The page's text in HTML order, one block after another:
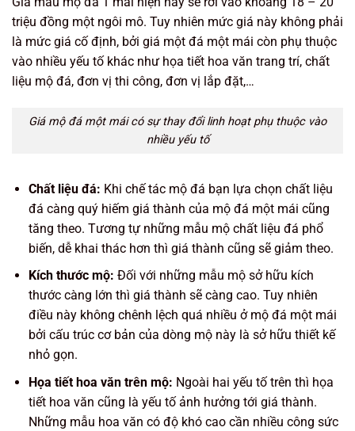
triệu đồng một ngôi mô. Tuy nhiên mức giá này không phải
là mức giá cố định, bởi giá một đá một mái còn phụ thuộc
vào nhiều yếu tố khác như họa tiết hoa văn trang trí, chất
liệu mộ đá, đơn vị thi công, đơn vị lắp đặt,…
Giá mộ đá một mái có sự thay đổi linh hoạt phụ thuộc vào
nhiều yếu tố
Chất liệu đá: Khi chế tác mộ đá bạn lựa chọn chất liệu
đá càng quý hiếm giá thành của mộ đá một mái cũng
tăng theo. Tương tự những mẫu mộ chất liệu đá phổ
biến, dễ khai thác hơn thì giá thành cũng sẽ giảm theo.
Kích thước mộ: Đối với những mẫu mộ sở hữu kích
thước càng lớn thì giá thành sẽ càng cao. Tuy nhiên
điều này không chênh lệch quá nhiều ở mộ đá một mái
bởi cấu trúc cơ bản của dòng mộ này là sở hữu thiết kế
nhỏ gọn.
Họa tiết hoa văn trên mộ: Ngoài hai yếu tố trên thì họa
tiết hoa văn cũng là yếu tố ảnh hưởng tới giá thành.
Những mẫu hoa văn có độ khó cao cần nhiều công sức